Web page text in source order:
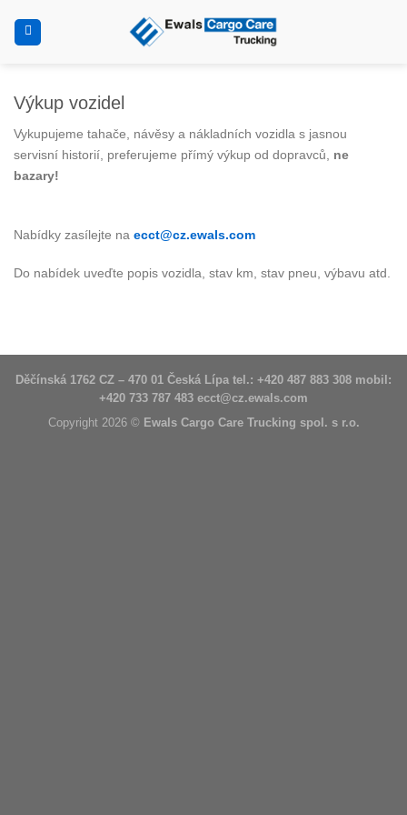
Výkup vozidel
Vykupujeme tahače, návěsy a nákladních vozidla s jasnou
servisní historií, preferujeme přímý výkup od dopravců, ne
bazary!
Nabídky zasílejte na ecct@cz.ewals.com
Do nabídek uveďte popis vozidla, stav km, stav pneu, výbavu atd.
Děčínská 1762 CZ – 470 01 Česká Lípa tel.: +420 487 883 308 mobil:
+420 733 787 483 ecct@cz.ewals.com
Copyright 2026 © Ewals Cargo Care Trucking spol. s r.o.